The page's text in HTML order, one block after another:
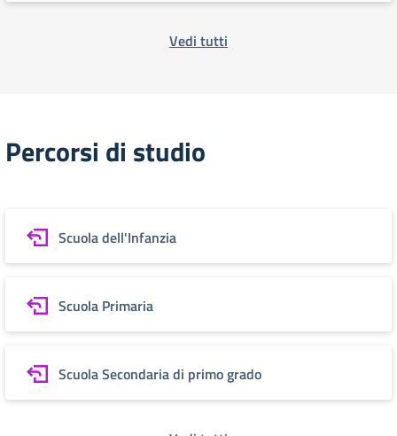
Vedi tutti
Percorsi di studio
Scuola dell'Infanzia
Scuola Primaria
Scuola Secondaria di primo grado